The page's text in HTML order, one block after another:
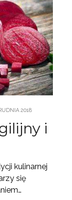
2018
i
kulinarnej
się